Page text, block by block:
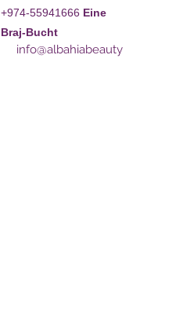
+974-55941666 Eine
Braj-Bucht
info@albahiabeauty